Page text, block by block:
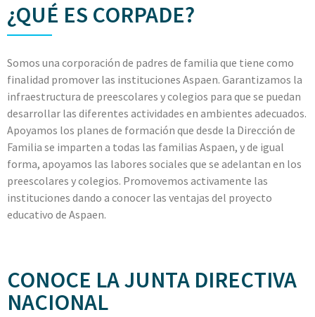
¿QUÉ ES CORPADE?
Somos una corporación de padres de familia que tiene como
finalidad promover las instituciones Aspaen. Garantizamos la
infraestructura de preescolares y colegios para que se puedan
desarrollar las diferentes actividades en ambientes adecuados.
Apoyamos los planes de formación que desde la Dirección de
Familia se imparten a todas las familias Aspaen, y de igual
forma, apoyamos las labores sociales que se adelantan en los
preescolares y colegios. Promovemos activamente las
instituciones dando a conocer las ventajas del proyecto
educativo de Aspaen.
CONOCE LA JUNTA DIRECTIVA
NACIONAL